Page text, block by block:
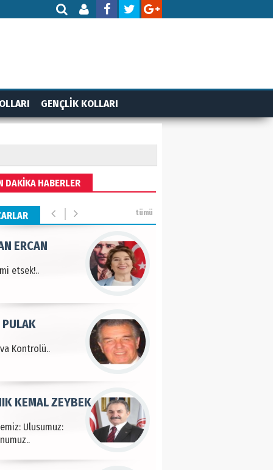
GENÇLİK KOLLARI
DAKİKA HABERLER
tümü
ile neyi
SOYSAL
etsek!..
ERCAN
Kontrolü..
PULAK
Ulusumuz:
KEMAL ZEYBEK